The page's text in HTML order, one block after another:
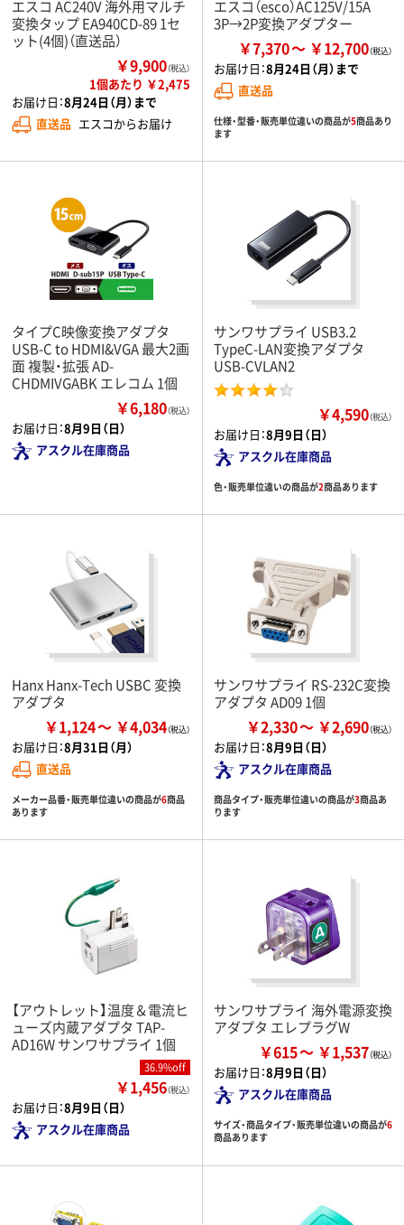
エスコ AC240V 海外用マルチ
変換タップ EA940CD-89 1セ
ット(4個)（直送品）
￥9,900（税込）
1個あたり ￥2,475
お届け日：8月24日（月）まで
直送品 エスコからお届け
エスコ（esco）AC125V/15A
3P→2P変換アダプター
￥7,370 ￥12,700
お届け日：8月24日（月）まで
直送品
仕様・型番・販売単位違いの商品が5商品あり
ます
タイプC映像変換アダプタ
USB-C to HDMI&VGA 最大2画
面 複製・拡張 AD-
CHDMIVGABK エレコム 1個
￥6,180（税込）
お届け日：8月9日（日）
アスクル在庫商品
サンワサプライ USB3.2
TypeC-LAN変換アダプタ
USB-CVLAN2
￥4,590（税込）
お届け日：8月9日（日）
アスクル在庫商品
色・販売単位違いの商品が2商品あります
Hanx Hanx-Tech USBC 変換
アダプタ
￥1,124 ￥4,034
お届け日：8月31日（月）
直送品
メーカー品番・販売単位違いの商品が6商品
あります
サンワサプライ RS-232C変換
アダプタ AD09 1個
￥2,330 ￥2,690
お届け日：8月9日（日）
アスクル在庫商品
商品タイプ・販売単位違いの商品が3商品あ
ります
【アウトレット】温度＆電流ヒ
ューズ内蔵アダプタ TAP-
AD16W サンワサプライ 1個
36.9%off
￥1,456（税込）
お届け日：8月9日（日）
アスクル在庫商品
サンワサプライ 海外電源変換
アダプタ エレプラグW
￥615 ￥1,537
お届け日：8月9日（日）
アスクル在庫商品
サイズ・商品タイプ・販売単位違いの商品が6
商品あります